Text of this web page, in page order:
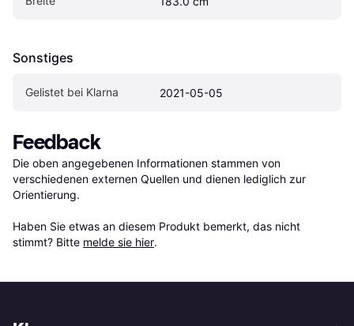
Sonstiges
Gelistet bei Klarna 2021-05-05
Feedback
Die oben angegebenen Informationen stammen von
verschiedenen externen Quellen und dienen lediglich zur
Orientierung.
Haben Sie etwas an diesem Produkt bemerkt, das nicht
stimmt? Bitte melde sie hier.